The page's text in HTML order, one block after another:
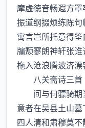
摩虚徳音畅遐方
振道纲掇烦练陈
寓言岂所托意得
牖颓寥朗神轩张
柂入沧浪腾波济
八关斋诗三首
间与何骠骑期
意者在吴县土山
四人清和肃穆莫